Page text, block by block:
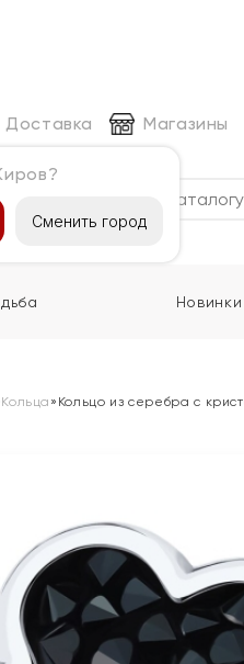
Сменить город
Доставка Магазины
Новинки
Кольца » Кольцо из серебра с